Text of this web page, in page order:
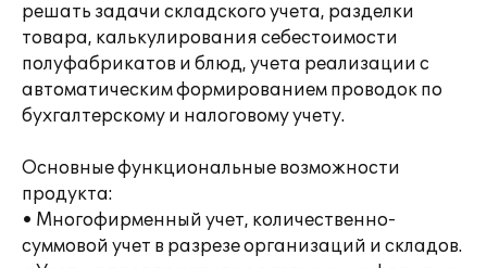
решать задачи складского учета, разделки
товара, калькулирования себестоимости
полуфабрикатов и блюд, учета реализации с
автоматическим формированием проводок по
бухгалтерскому и налоговому учету.
Основные функциональные возможности
продукта:
• Многофирменный учет, количественно-
суммовой учет в разрезе организаций и складов.